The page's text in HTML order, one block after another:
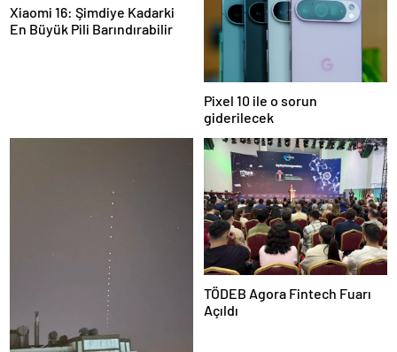
Xiaomi 16: Şimdiye Kadarki
En Büyük Pili Barındırabilir
Pixel 10 ile o sorun
giderilecek
TÖDEB Agora Fintech Fuarı
Açıldı